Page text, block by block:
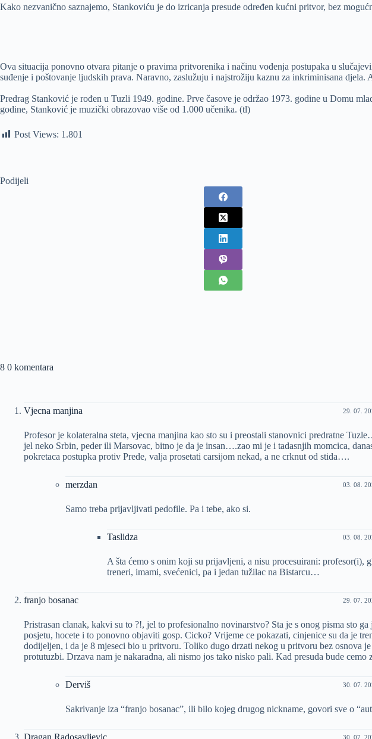
Kako nezvanično saznajemo, Stankoviću je do izricanja presude određen kućni pritvor, bez
Ova situacija ponovno otvara pitanje o pravima pritvorenika i načinu vođenja postupaka u
suđenje i poštovanje ljudskih prava. Naravno, zaslužuju i najstrožiju kaznu za inkriminisana djela.
Predrag Stanković je rođen u Tuzli 1949. godine. Prve časove je održao 1973. godine u Domu
godine, Stanković je muzički obrazovao više od 1.000 učenika. (tl)
Post Views: 1.801
Podijeli
8 0 komentara
Vjecna manjina 29. 07.
Profesor je kolateralna steta, vjecna manjina kao sto su i preostali stanovnici predratne
jel neko Srbin, peder ili Marsovac, bitno je da je insan….zao mi je i tadasnjih momcica,
pokretaca postupka protiv Prede, valja prosetati carsijom nekad, a ne crknut od stida….
merzdan 03. 08.
Samo treba prijavljivati pedofile. Pa i tebe, ako si.
Taslidza 03. 08.
A šta ćemo s onim koji su prijavljeni, a nisu procesuirani: profesor(i),
treneri, imami, svećenici, pa i jedan tužilac na Bistarcu…
franjo bosanac 29. 07.
Pristrasan clanak, kakvi su to ?!, jel to profesionalno novinarstvo? Sta je s onog pisma sto ga
posjetu, hocete i to ponovno objaviti gosp. Cicko? Vrijeme ce pokazati, cinjenice su da je
dodijeljen, i da je 8 mjeseci bio u pritvoru. Toliko dugo drzati nekog u pritvoru bez osnova
protutuzbi. Drzava nam je nakaradna, ali nismo jos tako nisko pali. Kad presuda bude cemo
Derviš 30. 07.
Sakrivanje iza “franjo bosanac”, ili bilo kojeg drugog nickname, govori sve o
Dragan Radosavljevic 30. 07.